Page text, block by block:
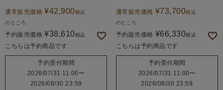
通常販売価格 ¥42,900税込
のところ
予約販売価格 ¥38,610税込
こちらは予約商品です
予約受付期間
2026/07/31 11:00 〜
2026/08/30 23:59
通常販売価格 ¥73,700税込
のところ
予約販売価格 ¥66,330税込
こちらは予約商品です
予約受付期間
2026/07/31 11:00 〜
2026/08/30 23:59